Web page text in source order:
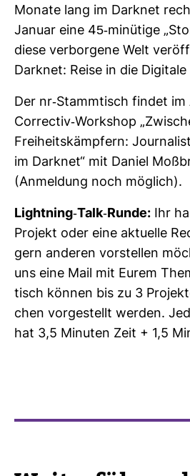
Monate lang im Darknet
Januar eine 45-​minü­tige
diese ver­bor­gene Welt
Darknet: Reise in die
Der nr-​Stamm­tisch findet im
Cor­rectiv-​Work­shop
Frei­heits­kämp­fern:
im Darknet“ mit Daniel
(Anmel­dung noch mög­lich).
Light­ning-​Talk-​Runde: Ihr
Pro­jekt oder eine aktu­elle
gern anderen vor­stellen
uns eine Mail mit Eurem
tisch können bis zu 3
chen vor­ge­stellt werden.
hat 3,5 Minuten Zeit + 1,5